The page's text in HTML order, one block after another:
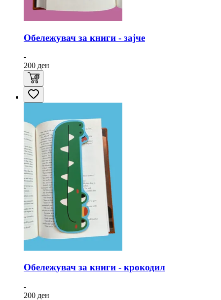
Обележувач за книги - зајче
-
200 ден
Обележувач за книги - крокодил
-
200 ден